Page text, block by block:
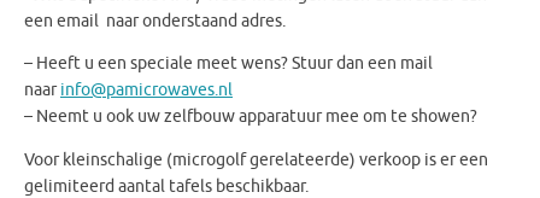
een email naar onderstaand adres.
– Heeft u een speciale meet wens? Stuur dan een mail
naarinfo@pamicrowaves.nl
– Neemt u ook uw zelfbouw apparatuur mee om te showen?
Voor kleinschalige (microgolf gerelateerde) verkoop is er een
gelimiteerd aantal tafels beschikbaar.